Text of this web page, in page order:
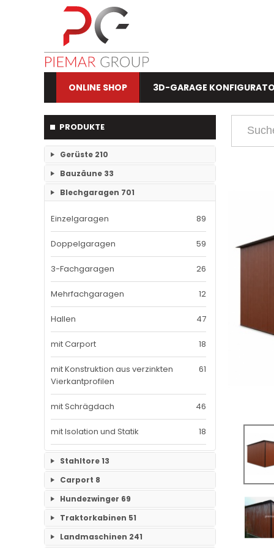
ONLINE SHOP 3D-GARAGE
PRODUKTE
Gerüste 210
RAM- 1 Gerüst Breite 73 109
Bauzäune 33
Einzelteile Bauzäune 7
Bauzäune SET 26
Blechgaragen 701
Einzelgaragen 89
Doppelgaragen 59
3-Fachgaragen 26
Mehrfachgaragen 12
Hallen 47
mit Carport 18
mit Konstruktion aus verzinkten
Vierkantprofilen
61
mit Schrägdach 46
mit Isolation und Statik 18
Stahltore13
Keine Unterkategorien
Carport 8
Keine Unterkategorien
Hundezwinger 69
Keine Unterkategorien
Traktorkabinen 51
Traktorkabinen 37
Landmaschinen 241